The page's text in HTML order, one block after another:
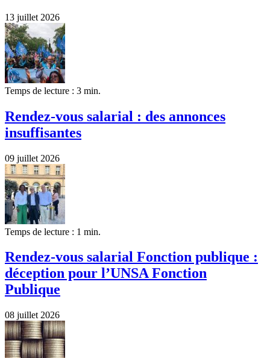
13 juillet 2026
Temps de lecture : 3 min.
Rendez-vous salarial : des annonces
insuffisantes
09 juillet 2026
Temps de lecture : 1 min.
Rendez-vous salarial Fonction publique :
déception pour l’UNSA Fonction
Publique
08 juillet 2026